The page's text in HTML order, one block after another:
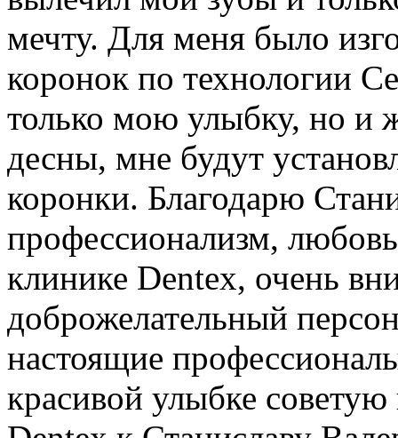
мечту. Для меня было
коронок по технологии
только мою улыбку, но и
десны, мне будут
коронки. Благодарю
профессионализм,
клинике Dentex, очень
доброжелательный
настоящие
красивой улыбке